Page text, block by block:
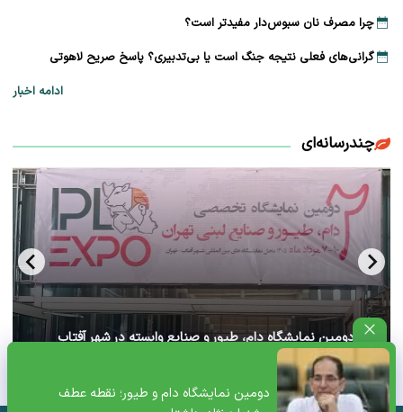
دومین نمایشگاه دام و طیور؛ نقطه عطف
چرا مصرف نان سبوس‌دار مفیدتر است؟
گرانی‌های فعلی نتیجه جنگ است یا بی‌تدبیری؟ پاسخ صریح لاهوتی
ادامه اخبار
چندرسانه‌ای
آغاز دومین نمایشگاه دام، طیور و صنایع وابسته در شهر آفتاب
تهران+ ویدئو